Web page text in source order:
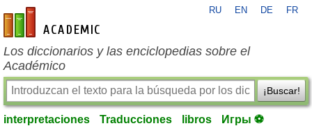
es-academic.com
RU EN DE FR
Los diccionarios y las enciclopedias sobre el
Académico
¡Buscar!
interpretaciones Traducciones libros Игры ⚽